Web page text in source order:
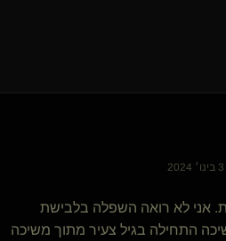
אני לא רואה השפלה בלבישת
התחילה בגיל צעיר מתוך משיכה